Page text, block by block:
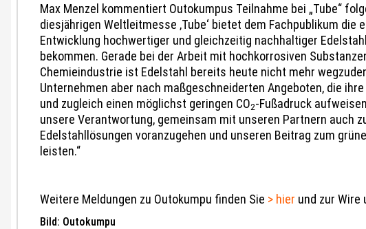
Max Menzel kommentiert Outokumpus Teilnahme bei „Tube“
diesjährigen Weltleitmesse ‚Tube‘ bietet dem Fachpublikum die
Entwicklung hochwertiger und gleichzeitig nachhaltiger
bekommen. Gerade bei der Arbeit mit hochkorrosiven
Chemieindustrie ist Edelstahl bereits heute nicht mehr
Unternehmen aber nach maßgeschneiderten Angeboten, die
und zugleich einen möglichst geringen CO2-Fußadruck
unsere Verantwortung, gemeinsam mit unseren Partnern auch
Edelstahllösungen voranzugehen und unseren Beitrag zum
leisten.“
Weitere Meldungen zu Outokumpu finden Sie > hier und zur Wire
Bild: Outokumpu